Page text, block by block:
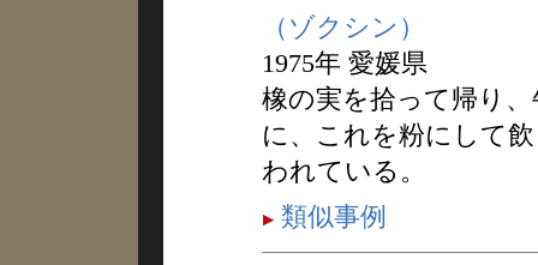
（ゾクシン）
1975年 愛媛県
橡の実を拾って帰り
に、これを粉にして
われている。
類似事例